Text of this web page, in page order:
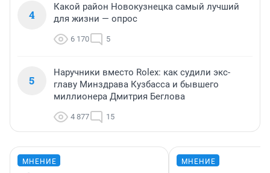
4
Какой район Новокузнецка самый лучший
для жизни — опрос
6 170 5
5
Наручники вместо Rolex: как судили экс-
главу Минздрава Кузбасса и бывшего
миллионера Дмитрия Беглова
4 877 15
МНЕНИЕ МНЕНИЕ